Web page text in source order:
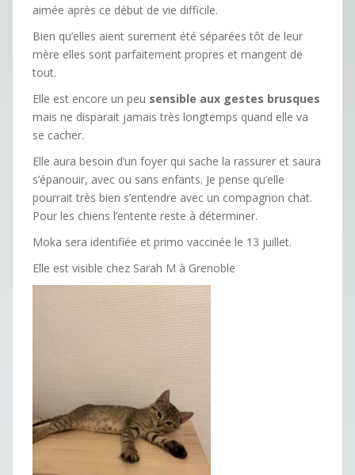
aimée après ce début de vie difficile.
Bien qu’elles aient surement été séparées tôt de leur
mère elles sont parfaitement propres et mangent de
tout.
Elle est encore un peu sensible aux gestes brusques
mais ne disparait jamais très longtemps quand elle va
se cacher.
Elle aura besoin d’un foyer qui sache la rassurer et saura
s’épanouir, avec ou sans enfants. Je pense qu’elle
pourrait très bien s’entendre avec un compagnon chat.
Pour les chiens l’entente reste à déterminer.
Moka sera identifiée et primo vaccinée le 13 juillet.
Elle est visible chez Sarah M à Grenoble